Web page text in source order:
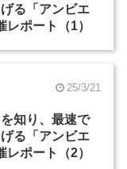
る「アンビエ
レポート（1）
25/3/21
知り、最速で
る「アンビエ
レポート（2）